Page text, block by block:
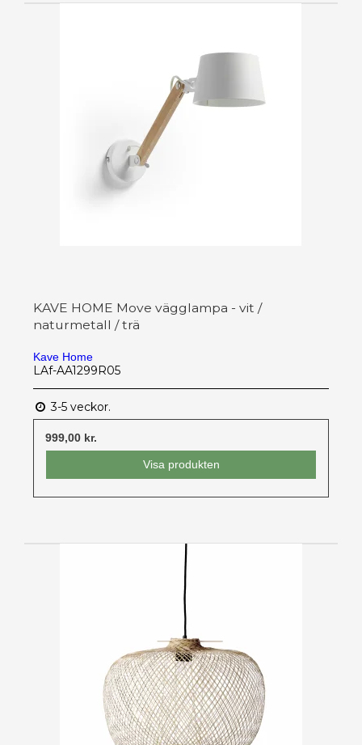
KAVE HOME Move vägglampa - vit /
naturmetall / trä
Kave Home
LAf-AA1299R05
3-5 veckor.
999,00 kr.
Visa produkten